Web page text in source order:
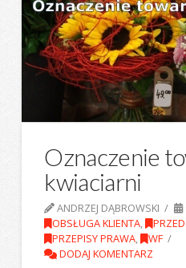
Oznaczenie
kwiaciarni
ANDRZEJ DĄBROWSKI
OBSŁUGA KLIENTA,
PRZEPISY PRAWA, WF
DODAJ KOMENTARZ